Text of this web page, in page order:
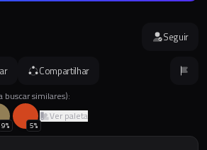
Compartilhar
buscar similares):
9% 5%
Ver paleta
Seguir